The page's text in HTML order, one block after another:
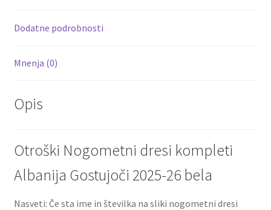
k
Dodatne podrobnosti
Mnenja (0)
Opis
Otroški Nogometni dresi kompleti
Albanija Gostujoči 2025-26 bela
Nasveti: Če sta ime in številka na sliki nogometni dresi